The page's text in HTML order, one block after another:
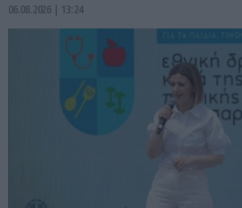
06.08.2026 | 13:24